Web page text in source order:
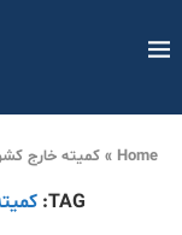
Home
» کمیتە خارج
TAG: